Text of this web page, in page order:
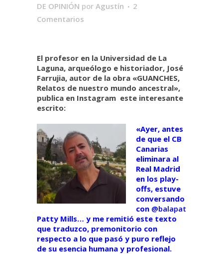
DE OPINIÓN por Agustín
2
Comentarios
El profesor en la Universidad de La
Laguna, arqueólogo e historiador, José
Farrujia, autor de la obra «GUANCHES,
Relatos de nuestro mundo ancestral»,
publica en Instagram este interesante
escrito:
«Ayer, antes
de que el CB
Canarias
eliminara al
Real Madrid
en los play-
offs, estuve
conversando
con @balapat
Patty Mills… y me remitió este texto
que traduzco, premonitorio con
respecto a lo que pasó y puro reflejo
de su esencia humana y profesional.